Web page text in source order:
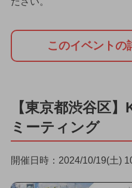
このイベントの
【東京都渋谷区
ミーティング
開催日時：2024/10/19(土)